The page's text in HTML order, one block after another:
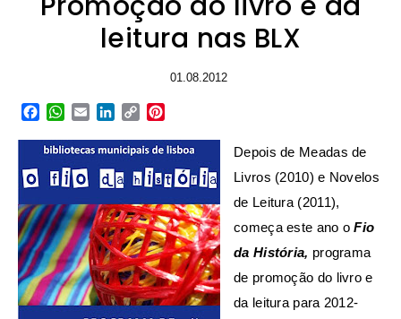
leitura nas BLX
01.08.2012
Facebook
WhatsApp
EmailLinkedIn
Copy
Depois de Meadas de
Livros (2010) e Novelos
de Leitura (2011),
começa este ano oFio
da História, programa
de promoção do livro e
da leitura para 2012-